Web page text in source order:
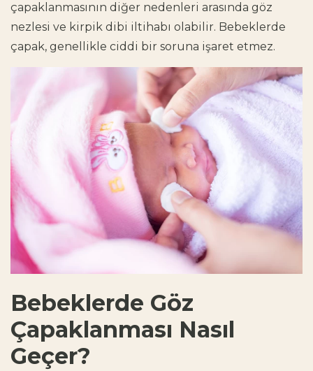
çapaklanmasının diğer nedenleri arasında göz
nezlesi ve kirpik dibi iltihabı olabilir. Bebeklerde
çapak, genellikle ciddi bir soruna işaret etmez.
Bebeklerde Göz
Çapaklanması Nasıl
Geçer?